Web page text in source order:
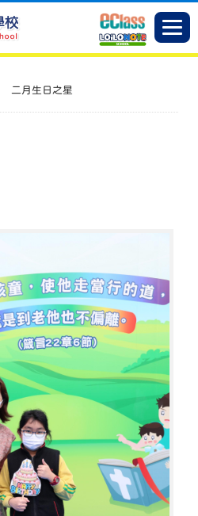
二月生日之星